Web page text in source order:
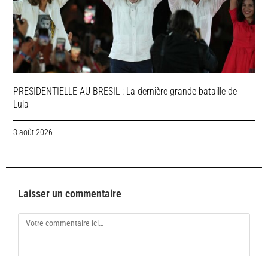
PRESIDENTIELLE AU BRESIL : La dernière grande bataille de
Lula
3 août 2026
Laisser un commentaire